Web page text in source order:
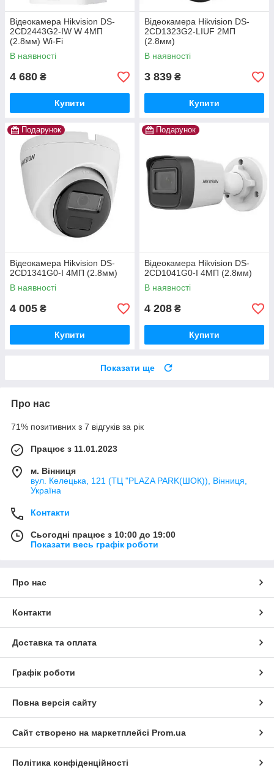
Відеокамера Hikvision DS-
2CD2443G2-IW W 4МП
(2.8мм) Wi-Fi
В наявності
4 680 ₴
Купити
Відеокамера Hikvision DS-
2CD1323G2-LIUF 2МП
(2.8мм)
В наявності
3 839 ₴
Купити
Подарунок
Відеокамера Hikvision DS-
2CD1341G0-I 4МП (2.8мм)
В наявності
4 005 ₴
Купити
Подарунок
Відеокамера Hikvision DS-
2CD1041G0-I 4МП (2.8мм)
В наявності
4 208 ₴
Купити
Показати ще
Про нас
71% позитивних з 7 відгуків за рік
Працює з 11.01.2023
м. Вінниця
вул. Келецька, 121 (ТЦ "PLAZA PARK(ШОК)), Вінниця,
Україна
Контакти
Сьогодні працює з 10:00 до 19:00
Показати весь графік роботи
Про нас
Контакти
Доставка та оплата
Графік роботи
Повна версія сайту
Сайт створено на маркетплейсі Prom.ua
Політика конфіденційності